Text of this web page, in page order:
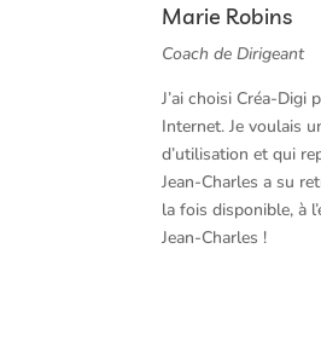
Marie Robins
Coach de Dirigeant
J’ai choisi Créa-
Internet. Je voulais
d’utilisation et qui
Jean-Charles a su
la fois disponible, à
Jean-Charles !